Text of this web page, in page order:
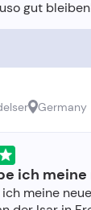
Germany
ich meine
meine